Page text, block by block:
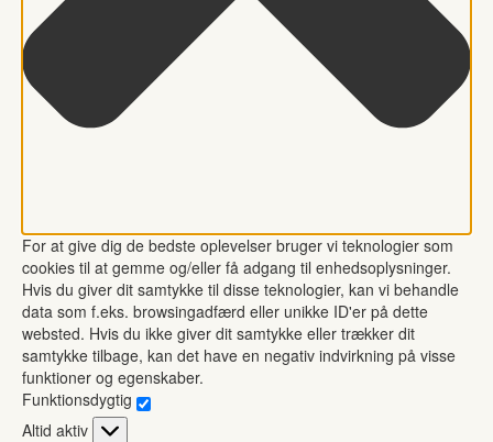
For at give dig de bedste oplevelser bruger vi teknologier som
cookies til at gemme og/eller få adgang til enhedsoplysninger.
Hvis du giver dit samtykke til disse teknologier, kan vi behandle
data som f.eks. browsingadfærd eller unikke ID'er på dette
websted. Hvis du ikke giver dit samtykke eller trækker dit
samtykke tilbage, kan det have en negativ indvirkning på visse
funktioner og egenskaber.
Funktionsdygtig
Funktionsdygtig
Altid aktiv